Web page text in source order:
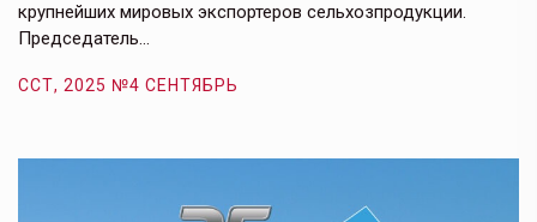
крупнейших мировых экспортеров сельхозпродукции.
Председатель…
ССТ, 2025 №4 СЕНТЯБРЬ